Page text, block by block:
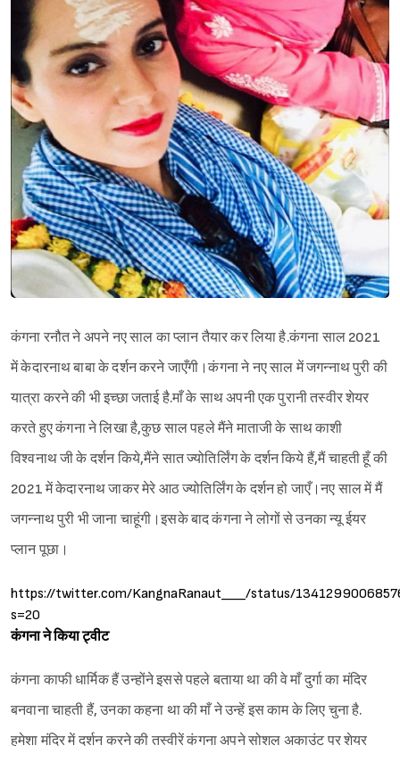
कंगना रनौत ने अपने नए साल का प्लान तैयार कर लिया है.कंगना साल 2021
में केदारनाथ बाबा के दर्शन करने जाएँगी।कंगना ने नए साल में जगन्नाथ पुरी की
यात्रा करने की भी इच्छा जताई है.माँ के साथ अपनी एक पुरानी तस्वीर शेयर
करते हुए कंगना ने लिखा है,कुछ साल पहले मैंने माताजी के साथ काशी
विश्वनाथ जी के दर्शन किये,मैंने सात ज्योतिर्लिंग के दर्शन किये हैं,मैं चाहती हूँ की
2021 में केदारनाथ जाकर मेरे आठ ज्योतिर्लिंग के दर्शन हो जाएँ।नए साल में मैं
जगन्नाथ पुरी भी जाना चाहूंगी।इसके बाद कंगना ने लोगों से उनका न्यू ईयर
प्लान पूछा।
https://twitter.com/KangnaRanaut___/status/
s=20
कंगना ने किया ट्वीट
कंगना काफी धार्मिक हैं उन्होंने इससे पहले बताया था की वे माँ दुर्गा का मंदिर
बनवाना चाहती हैं, उनका कहना था की माँ ने उन्हें इस काम के लिए चुना है.
हमेशा मंदिर में दर्शन करने की तस्वीरें कंगना अपने सोशल अकाउंट पर शेयर